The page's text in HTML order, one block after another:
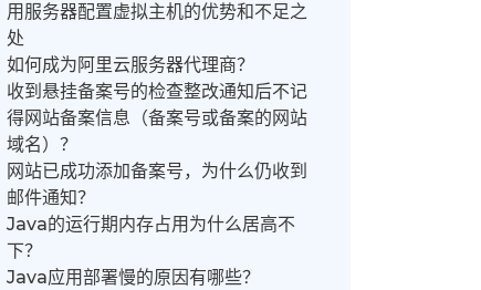
用服务器配置虚拟主机的优势和不足之
处
如何成为阿里云服务器代理商？
收到悬挂备案号的检查整改通知后不记
得网站备案信息（备案号或备案的网站
域名）？
网站已成功添加备案号，为什么仍收到
邮件通知？
Java的运行期内存占用为什么居高不
下？
Java应用部署慢的原因有哪些？